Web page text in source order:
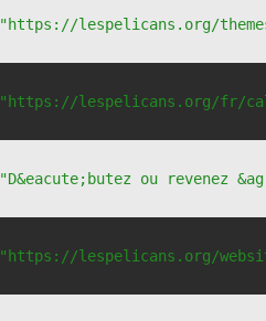
"https://lespelicans.org/
"https://lespelicans.org/fr/
"D&eacute;butez ou revenez
"https://lespelicans.org/